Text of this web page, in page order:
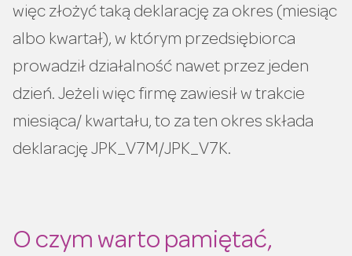
więc złożyć taką deklarację za okres (miesiąc
albo kwartał), w którym przedsiębiorca
prowadził działalność nawet przez jeden
dzień. Jeżeli więc firmę zawiesił w trakcie
miesiąca/ kwartału, to za ten okres składa
deklarację JPK_V7M/JPK_V7K.
O czym warto pamiętać,